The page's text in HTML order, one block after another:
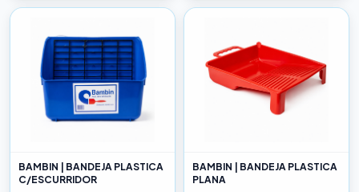
BAMBIN | BANDEJA PLASTICA
C/ESCURRIDOR
BAMBIN | BANDEJA PLASTICA
PLANA